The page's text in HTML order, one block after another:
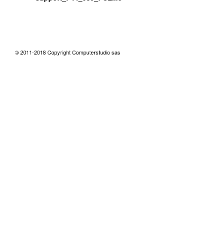
© 2011-2018 Copyright Computerstudio sas